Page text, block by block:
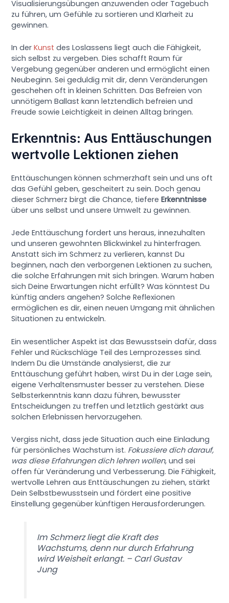
Visualisierungsübungen anzuwenden oder Tagebuch
zu führen, um Gefühle zu sortieren und Klarheit zu
gewinnen.
In derKunst des Loslassens liegt auch die Fähigkeit,
sich selbst zu vergeben. Dies schafft Raum für
Vergebung gegenüber anderen und ermöglicht einen
Neubeginn. Sei geduldig mit dir, denn Veränderungen
geschehen oft in kleinen Schritten. Das Befreien von
unnötigem Ballast kann letztendlich befreien und
Freude sowie Leichtigkeit in deinen Alltag bringen.
Erkenntnis: Aus Enttäuschungen
wertvolle Lektionen ziehen
Enttäuschungen können schmerzhaft sein und uns oft
das Gefühl geben, gescheitert zu sein. Doch genau
dieser Schmerz birgt die Chance, tiefereErkenntnisse
über uns selbst und unsere Umwelt zu gewinnen.
Jede Enttäuschung fordert uns heraus, innezuhalten
und unseren gewohnten Blickwinkel zu hinterfragen.
Anstatt sich im Schmerz zu verlieren, kannst Du
beginnen, nach den verborgenen Lektionen zu suchen,
die solche Erfahrungen mit sich bringen. Warum haben
sich Deine Erwartungen nicht erfüllt? Was könntest Du
künftig anders angehen? Solche Reflexionen
ermöglichen es dir, einen neuen Umgang mit ähnlichen
Situationen zu entwickeln.
Ein wesentlicher Aspekt ist das Bewusstsein dafür, dass
Fehler und Rückschläge Teil des Lernprozesses sind.
Indem Du die Umstände analysierst, die zur
Enttäuschung geführt haben, wirst Du in der Lage sein,
eigene Verhaltensmuster besser zu verstehen. Diese
Selbsterkenntnis kann dazu führen, bewusster
Entscheidungen zu treffen und letztlich gestärkt aus
solchen Erlebnissen hervorzugehen.
Vergiss nicht, dass jede Situation auch eine Einladung
für persönliches Wachstum ist. Fokussiere dich darauf,
was diese Erfahrungen dich lehren wollen, und sei
offen für Veränderung und Verbesserung. Die Fähigkeit,
wertvolle Lehren aus Enttäuschungen zu ziehen, stärkt
Dein Selbstbewusstsein und fördert eine positive
Einstellung gegenüber künftigen Herausforderungen.
Im Schmerz liegt die Kraft des
Wachstums, denn nur durch Erfahrung
wird Weisheit erlangt. – Carl Gustav
Jung